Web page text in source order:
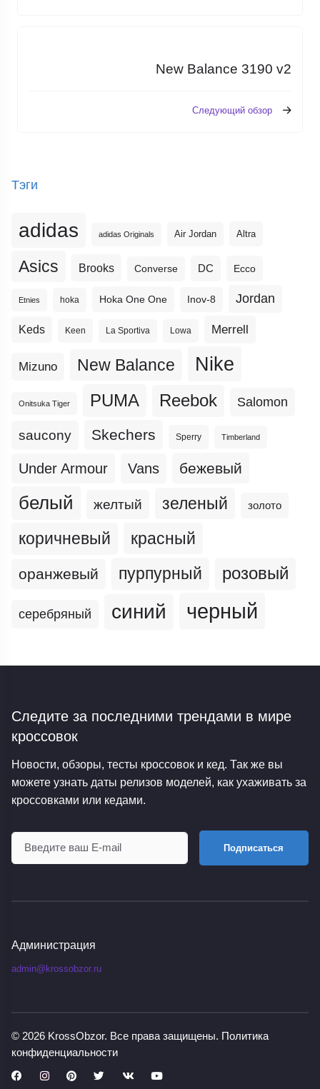
New Balance 3190 v2
Следующий обзор
Тэги
adidas adidas Originals Air Jordan Altra
Asics Brooks Converse DC Ecco
Etnies hoka Hoka One One Inov-8 Jordan
Keds Keen La Sportiva Lowa Merrell
Mizuno New Balance Nike
Onitsuka Tiger PUMA Reebok Salomon
saucony Skechers Sperry Timberland
Under Armour Vans бежевый
белый желтый зеленый золото
коричневый красный
оранжевый пурпурный розовый
серебряный синий черный
Следите за последними трендами в мире
кроссовок
Новости, обзоры, тесты кроссовок и кед. Так же вы
можете узнать даты релизов моделей, как ухаживать за
кроссовками или кедами.
Подписаться
Администрация
admin@krossobzor.ru
© 2026 KrossObzor. Все права защищены. Политика
конфиденциальности